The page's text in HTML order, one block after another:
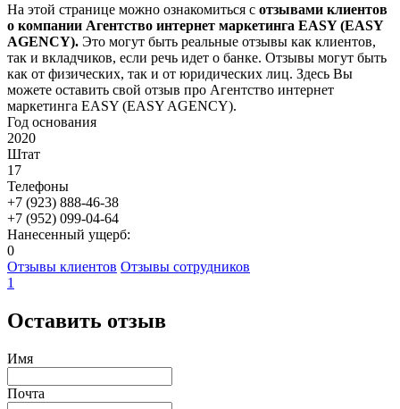
На этой странице можно ознакомиться с отзывами клиентов
о компании Агентство интернет маркетинга EASY (EASY
AGENCY). Это могут быть реальные отзывы как клиентов,
так и вкладчиков, если речь идет о банке. Отзывы могут быть
как от физических, так и от юридических лиц. Здесь Вы
можете оставить свой отзыв про Агентство интернет
маркетинга EASY (EASY AGENCY).
Год основания
2020
Штат
17
Телефоны
+7 (923) 888-46-38
+7 (952) 099-04-64
Нанесенный ущерб:
0
Отзывы клиентов Отзывы сотрудников
1
Оставить отзыв
Имя
Почта